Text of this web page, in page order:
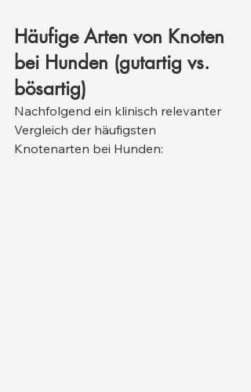
Häufige Arten von Knoten
bei Hunden (gutartig vs.
bösartig)
Nachfolgend ein klinisch relevanter
Vergleich der häufigsten
Knotenarten bei Hunden: